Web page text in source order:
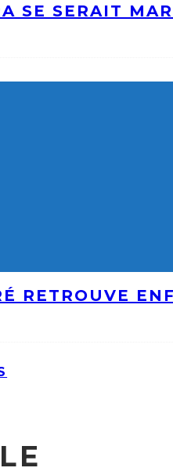
SE SERAIT
RETROUVE